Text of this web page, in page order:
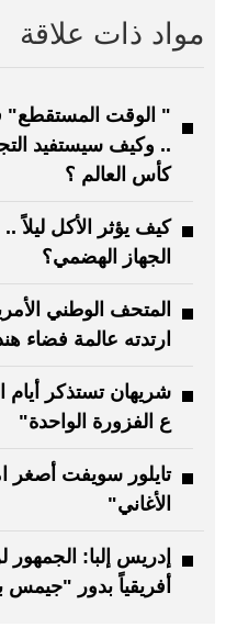
مواد ذات علاقة
" الوقت المستقطع"
.. وكيف سيستفيد
كأس العالم ؟
كيف يؤثر الأكل ليلاً
الجهاز الهضمي؟
المتحف الوطني
ارتدته عالمة فضاء
ع الفزورة الواحدة"
تايلور سويفت أصغر
الأغاني"
إدريس إلبا: الجمهور
أفريقياً بدور "جيمس